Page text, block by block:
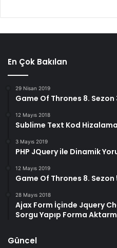
En Çok Bakılan
29 Nisan 2019
Game Of Thrones 8. Sezon
12 Mayıs 2018
Sublime Text Kod Hizalama
3 Mayıs 2019
PHP JQuery ile Dinamik
12 Mayıs 2019
Game Of Thrones 8. Sezon
28 Mayıs 2018
Ajax Form İçinde Jquery
Sorgu Yapıp Forma
Güncel